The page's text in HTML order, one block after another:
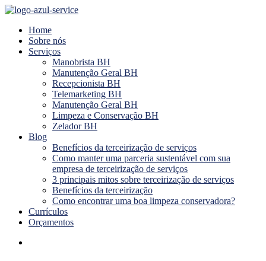
Menu
Home
Sobre nós
Serviços
Manobrista BH
Manutenção Geral BH
Recepcionista BH
Telemarketing BH
Manutenção Geral BH
Limpeza e Conservação BH
Zelador BH
Blog
Benefícios da terceirização de serviços
Como manter uma parceria sustentável com sua
empresa de terceirização de serviços
3 principais mitos sobre terceirização de serviços
Benefícios da terceirização
Como encontrar uma boa limpeza conservadora?
Currículos
Orçamentos